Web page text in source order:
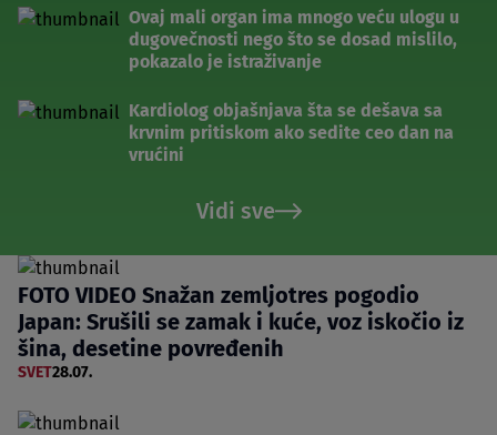
Ovaj mali organ ima mnogo veću ulogu u
dugovečnosti nego što se dosad mislilo,
pokazalo je istraživanje
Kardiolog objašnjava šta se dešava sa
krvnim pritiskom ako sedite ceo dan na
vrućini
Vidi sve
FOTO VIDEO Snažan zemljotres pogodio
Japan: Srušili se zamak i kuće, voz iskočio iz
šina, desetine povređenih
SVET28.07.